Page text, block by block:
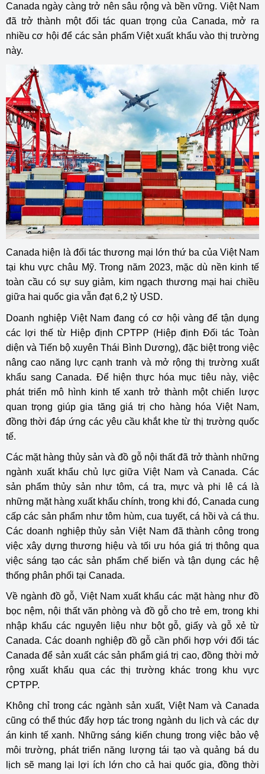
Canada ngày càng trở nên sâu rộng và bền vững. Việt Nam
đã trở thành một đối tác quan trọng của Canada, mở ra
nhiều cơ hội để các sản phẩm Việt xuất khẩu vào thị trường
này.
Canada hiện là đối tác thương mại lớn thứ ba của Việt Nam
tại khu vực châu Mỹ. Trong năm 2023, mặc dù nền kinh tế
toàn cầu có sự suy giảm, kim ngạch thương mại hai chiều
giữa hai quốc gia vẫn đạt 6,2 tỷ USD.
Doanh nghiệp Việt Nam đang có cơ hội vàng để tận dụng
các lợi thế từ Hiệp định CPTPP (Hiệp định Đối tác Toàn
diện và Tiến bộ xuyên Thái Bình Dương), đặc biệt trong việc
nâng cao năng lực cạnh tranh và mở rộng thị trường xuất
khẩu sang Canada. Để hiện thực hóa mục tiêu này, việc
phát triển mô hình kinh tế xanh trở thành một chiến lược
quan trọng giúp gia tăng giá trị cho hàng hóa Việt Nam,
đồng thời đáp ứng các yêu cầu khắt khe từ thị trường quốc
tế.
Các mặt hàng thủy sản và đồ gỗ nội thất đã trở thành những
ngành xuất khẩu chủ lực giữa Việt Nam và Canada. Các
sản phẩm thủy sản như tôm, cá tra, mực và phi lê cá là
những mặt hàng xuất khẩu chính, trong khi đó, Canada cung
cấp các sản phẩm như tôm hùm, cua tuyết, cá hồi và cá thu.
Các doanh nghiệp thủy sản Việt Nam đã thành công trong
việc xây dựng thương hiệu và tối ưu hóa giá trị thông qua
việc sáng tạo các sản phẩm chế biến và tận dụng các hệ
thống phân phối tại Canada.
Về ngành đồ gỗ, Việt Nam xuất khẩu các mặt hàng như đồ
bọc nệm, nội thất văn phòng và đồ gỗ cho trẻ em, trong khi
nhập khẩu các nguyên liệu như bột gỗ, giấy và gỗ xẻ từ
Canada. Các doanh nghiệp đồ gỗ cần phối hợp với đối tác
Canada để sản xuất các sản phẩm giá trị cao, đồng thời mở
rộng xuất khẩu qua các thị trường khác trong khu vực
CPTPP.
Không chỉ trong các ngành sản xuất, Việt Nam và Canada
cũng có thể thúc đẩy hợp tác trong ngành du lịch và các dự
án kinh tế xanh. Những sáng kiến chung trong việc bảo vệ
môi trường, phát triển năng lượng tái tạo và quảng bá du
lịch sẽ mang lại lợi ích lớn cho cả hai quốc gia, đồng thời